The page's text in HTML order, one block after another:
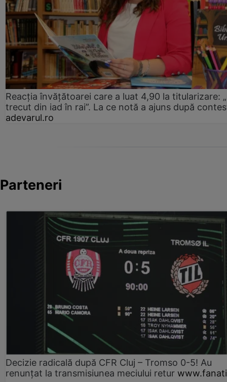
Reacția învățătoarei care a luat 4,90 la titularizare:
trecut din iad în rai”. La ce notă a ajuns după
adevarul.ro
Parteneri
Decizie radicală după CFR Cluj – Tromso 0-5! Au
renunțat la transmisiunea meciului retur